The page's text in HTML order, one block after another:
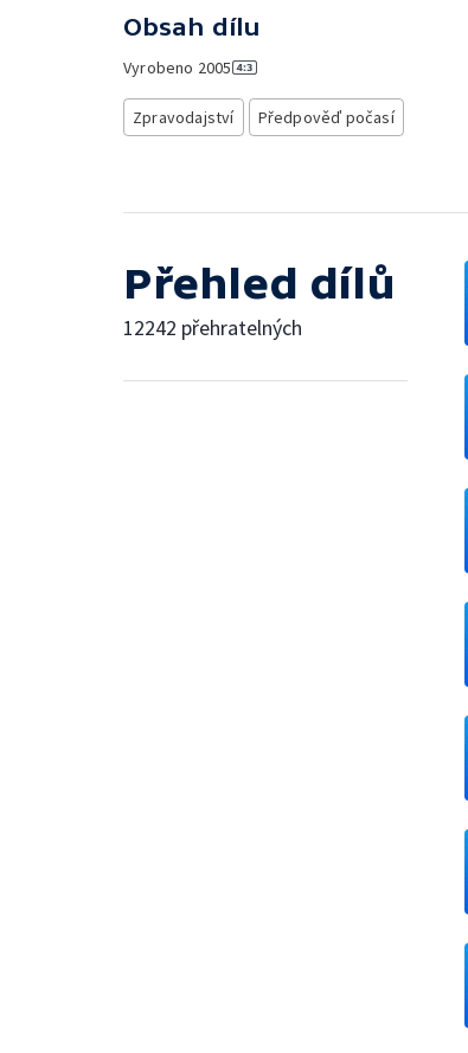
Obsah dílu
Vyrobeno 2005
Zpravodajství Předpověď počasí
Přehled dílů
12242 přehratelných